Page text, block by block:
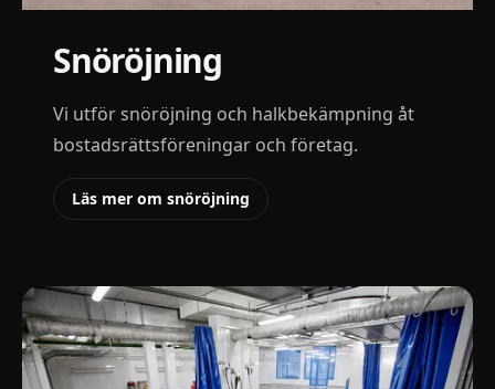
Snöröjning
Vi utför snöröjning och halkbekämpning åt
bostadsrättsföreningar och företag.
Läs mer om snöröjning